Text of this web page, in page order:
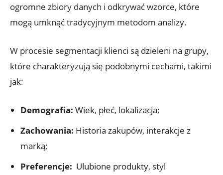
ogromne zbiory danych i odkrywać wzorce, które
mogą ‌umknąć tradycyjnym metodom analizy.
W procesie segmentacji klienci ⁤są dzieleni⁢ na grupy,
które charakteryzują się podobnymi cechami,‍ takimi
jak:
Demografia: Wiek, ⁣płeć, lokalizacja;
Zachowania: Historia zakupów, interakcje z‌
marką;
Preferencje: ‍ Ulubione ⁣produkty, ‍styl